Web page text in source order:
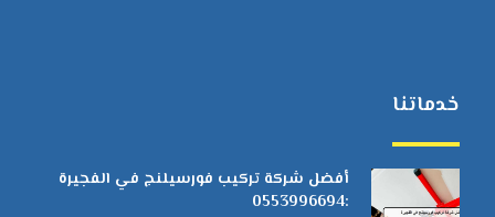
خدماتنا
أفضل شركة تركيب فورسيلنج في الفجيرة
:0553996694